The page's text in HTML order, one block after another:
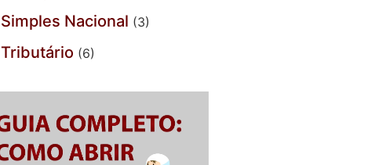
Simples Nacional (3)
Tributário (6)